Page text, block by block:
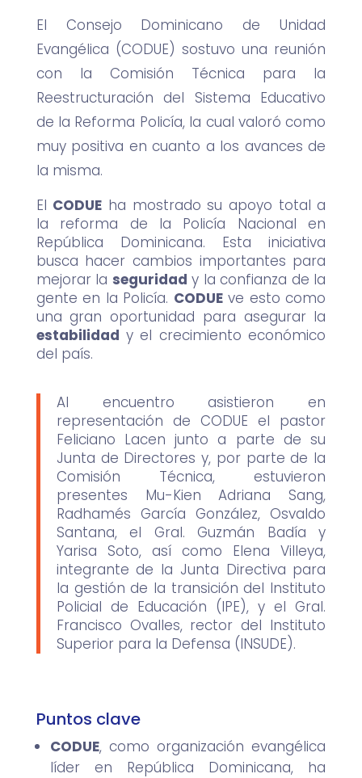
El Consejo Dominicano de Unidad
Evangélica (CODUE) sostuvo una reunión
con la Comisión Técnica para la
Reestructuración del Sistema Educativo
de la Reforma Policía, la cual valoró como
muy positiva en cuanto a los avances de
la misma.
El CODUE ha mostrado su apoyo total a
la reforma de la Policía Nacional en
República Dominicana. Esta iniciativa
busca hacer cambios importantes para
mejorar la seguridad y la confianza de la
gente en la Policía. CODUEve esto como
una gran oportunidad para asegurar la
estabilidad y el crecimiento económico
del país.
Al encuentro asistieron en
representación de CODUE el pastor
Feliciano Lacen junto a parte de su
Junta de Directores y, por parte de la
Comisión Técnica, estuvieron
presentes Mu-Kien Adriana Sang,
Radhamés García González, Osvaldo
Santana, el Gral. Guzmán Badía y
Yarisa Soto, así como Elena Villeya,
integrante de la Junta Directiva para
la gestión de la transición del Instituto
Policial de Educación (IPE), y el Gral.
Francisco Ovalles, rector del Instituto
Superior para la Defensa (INSUDE).
Puntos clave
CODUE, como organización evangélica
líder en República Dominicana, ha